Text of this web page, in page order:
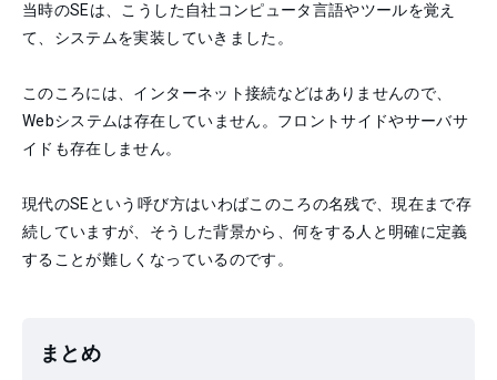
当時のSEは、こうした自社コンピュータ言語やツールを覚え
て、システムを実装していきました。
このころには、インターネット接続などはありませんので、
Webシステムは存在していません。フロントサイドやサーバサ
イドも存在しません。
現代のSEという呼び方はいわばこのころの名残で、現在まで存
続していますが、そうした背景から、何をする人と明確に定義
することが難しくなっているのです。
まとめ